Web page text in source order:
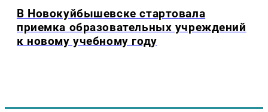
В Новокуйбышевске стартовала
приемка образовательных учреждений
к новому учебному году